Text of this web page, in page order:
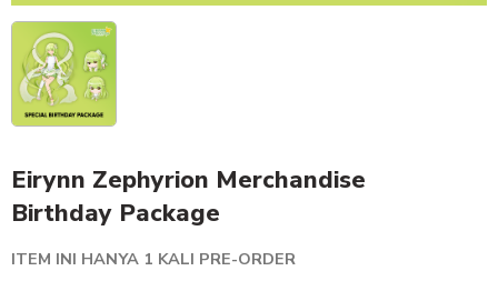
Eirynn Zephyrion Merchandise
Birthday Package
ITEM INI HANYA 1 KALI PRE-ORDER